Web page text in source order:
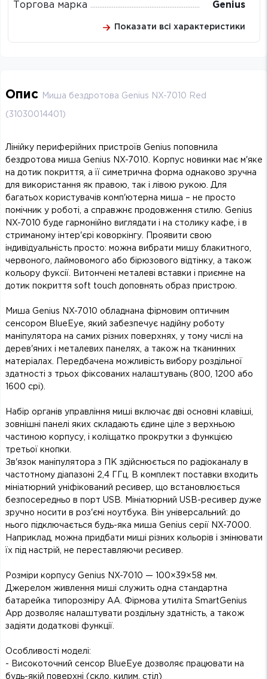
Торгова марка Genius
Показати всі характеристики
Опис Миша бездротова Genius NX-7010 Red
(31030014401)
Лінійку периферійних пристроїв Genius поповнила
бездротова миша Genius NX-7010. Корпус новинки має м'яке
на дотик покриття, а її симетрична форма однаково зручна
для використання як правою, так і лівою рукою. Для
багатьох користувачів комп'ютерна миша – не просто
помічник у роботі, а справжнє продовження стилю. Genius
NX-7010 буде гармонійно виглядати і на столику кафе, і в
стриманому інтер'єрі коворкінгу. Проявити свою
індивідуальність просто: можна вибрати мишу блакитного,
червоного, лаймовомого або бірюзового відтінку, а також
кольору фуксії. Витончені металеві вставки і приємне на
дотик покриття soft touch доповнять образ пристрою.
Миша Genius NX-7010 обладнана фірмовим оптичним
сенсором BlueEye, який забезпечує надійну роботу
маніпулятора на самих різних поверхнях, у тому числі на
дерев'яних і металевих панелях, а також на тканинних
матеріалах. Передбачена можливість вибору роздільної
здатності з трьох фіксованих налаштувань (800, 1200 або
1600 cpi).
Набір органів управління миші включає дві основні клавіші,
зовнішні панелі яких складають єдине ціле з верхньою
частиною корпусу, і коліщатко прокрутки з функцією
третьої кнопки.
Зв'язок маніпулятора з ПК здійснюється по радіоканалу в
частотному діапазоні 2,4 ГГц. В комплект поставки входить
мініатюрний уніфікований ресивер, що встановлюється
безпосередньо в порт USB. Мініатюрний USB-ресивер дуже
зручно носити в роз'ємі ноутбука. Він універсальний: до
нього підключається будь-яка миша Genius серії NX-7000.
Наприклад, можна придбати миші різних кольорів і змінювати
їх під настрій, не переставляючи ресивер.
Розміри корпусу Genius NX-7010 — 100×39×58 мм.
Джерелом живлення миші служить одна стандартна
батарейка типорозміру АА. Фірмова утиліта SmartGenius
App дозволяє налаштувати роздільну здатність, а також
задіяти додаткові функції.
Особливості моделі:
- Високоточний сенсор BlueEye дозволяє працювати на
будь-якій поверхні (скло, килим, стіл)